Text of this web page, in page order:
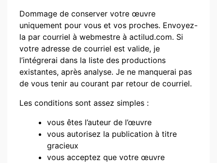
Dommage de conserver votre œuvre
uniquement pour vous et vos proches. Envoyez-
la par courriel à webmestre à actilud.com. Si
votre adresse de courriel est valide, je
l’intégrerai dans la liste des productions
existantes, après analyse. Je ne manquerai pas
de vous tenir au courant par retour de courriel.
Les conditions sont assez simples :
vous êtes l’auteur de l’œuvre
vous autorisez la publication à titre
gracieux
vous acceptez que votre œuvre